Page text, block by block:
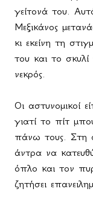
γείτονά του.
Μεξικάνος
κι εκείνη τη
του και το σκυλί
νεκρός.
Οι αστυνομικοί
γιατί το πίτ
πάνω τους. Στη
άντρα να
όπλο και τον
ζητήσει